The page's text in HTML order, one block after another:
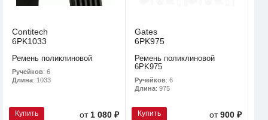
Contitech
6PK1033
Ремень поликлиновой
Ручейков: 6
Длина: 1033
Купить от1 080 ₽
Gates
6PK975
Ремень поликлиновой
6PK975
Ручейков: 6
Длина: 975
Купить от900 ₽